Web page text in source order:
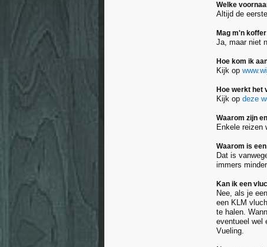
Welke
Altijd de
Mag m'n
Ja, maar niet
Hoe kom ik
Kijk op
Hoe werkt het
Kijk op deze
Waarom zijn
Enkele reizen
Waarom is
Dat is
immers
Kan ik een
Nee, als je
een KLM
te halen.
eventueel wel
Vueling.